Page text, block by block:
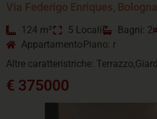
Via Federigo Enriques, Bologna
124 m² 5 Locali Bagni: 2
Appartamento Piano: r
Altre caratteristriche:
€ 375000